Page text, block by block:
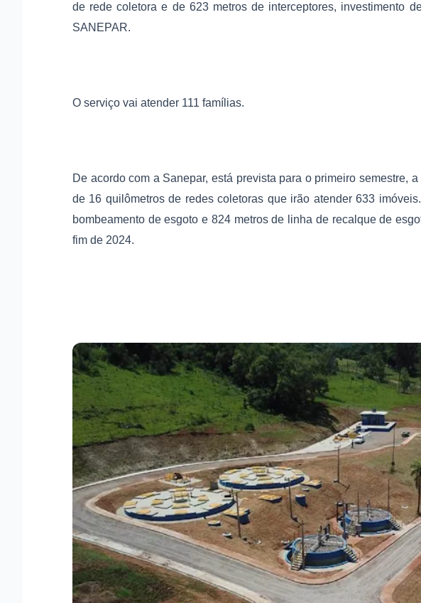
de rede coletora e de 623 metros de interceptores, investimento
SANEPAR.
O serviço vai atender 111 famílias.
De acordo com a Sanepar, está prevista para o primeiro semestre,
de 16 quilômetros de redes coletoras que irão atender 633
bombeamento de esgoto e 824 metros de linha de recalque de
fim de 2024.